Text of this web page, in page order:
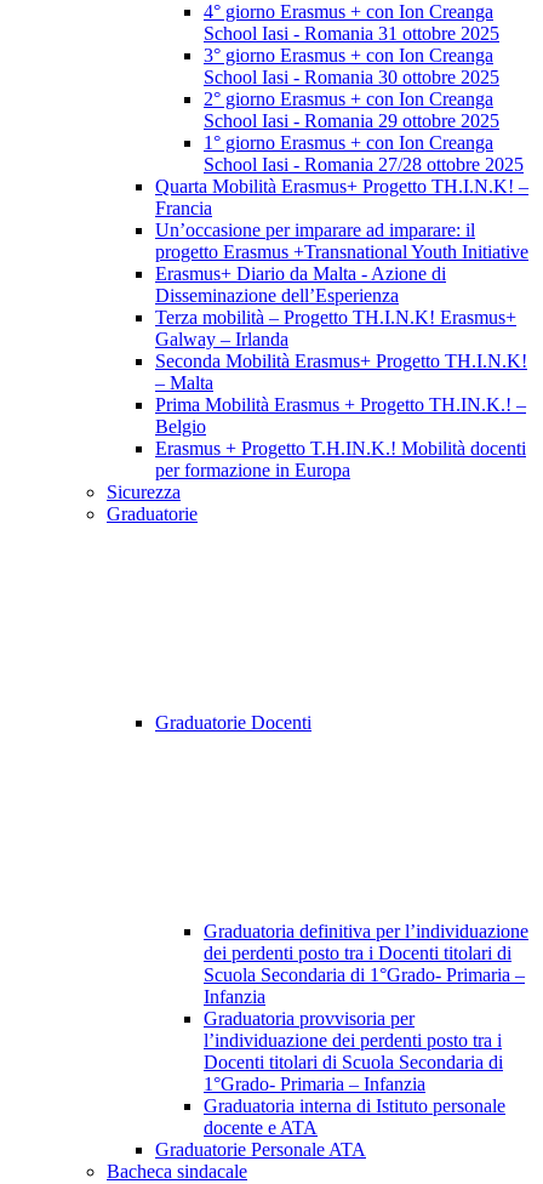
4° giorno Erasmus + con Ion Creanga
School Iasi - Romania 31 ottobre 2025
3° giorno Erasmus + con Ion Creanga
School Iasi - Romania 30 ottobre 2025
2° giorno Erasmus + con Ion Creanga
School Iasi - Romania 29 ottobre 2025
1° giorno Erasmus + con Ion Creanga
School Iasi - Romania 27/28 ottobre 2025
Quarta Mobilità Erasmus+ Progetto TH.I.N.K! –
Francia
Un’occasione per imparare ad imparare: il
progetto Erasmus +Transnational Youth Initiative
Erasmus+ Diario da Malta - Azione di
Disseminazione dell’Esperienza
Terza mobilità – Progetto TH.I.N.K! Erasmus+
Galway – Irlanda
Seconda Mobilità Erasmus+ Progetto TH.I.N.K!
– Malta
Prima Mobilità Erasmus + Progetto TH.IN.K.! –
Belgio
Erasmus + Progetto T.H.IN.K.! Mobilità docenti
per formazione in Europa
Sicurezza
Graduatorie
Graduatorie Docenti
Graduatoria definitiva per l’individuazione
dei perdenti posto tra i Docenti titolari di
Scuola Secondaria di 1°Grado- Primaria –
Infanzia
Graduatoria provvisoria per
l’individuazione dei perdenti posto tra i
Docenti titolari di Scuola Secondaria di
1°Grado- Primaria – Infanzia
Graduatoria interna di Istituto personale
docente e ATA
Graduatorie Personale ATA
Bacheca sindacale